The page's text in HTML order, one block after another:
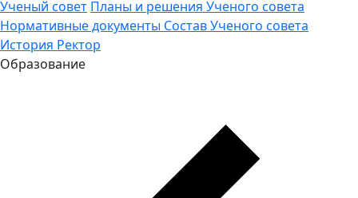
Ученый совет Планы и решения Ученого совета
Нормативные документы Состав Ученого совета
История Ректор
Образование